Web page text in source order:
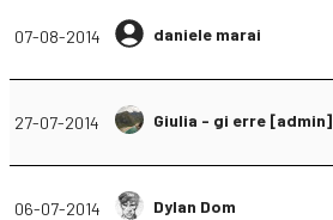
07-08-2014 daniele marai
27-07-2014 Giulia - gi erre [admin]
06-07-2014 Dylan Dom